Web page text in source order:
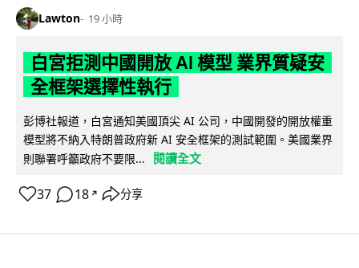
Lawton 19 小時
白宮拒測中國開放 AI 模型 業界質疑安
全框架選擇性執行
彭博社報道，白宮通知美國頂尖 AI 公司，中國開發的開放權重
模型將不納入特朗普政府新 AI 安全框架的測試範圍。美國業界
則聯署呼籲政府不要限...
閱讀全文
37 18 ↗ 分享